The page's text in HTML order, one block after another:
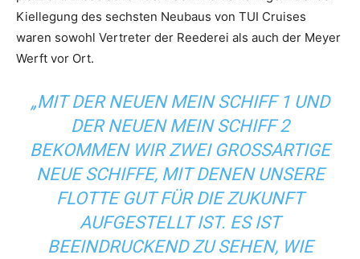
Kiellegung des sechsten Neubaus von TUI Cruises
waren sowohl Vertreter der Reederei als auch der Meyer
Werft vor Ort.
„MIT DER NEUEN MEIN SCHIFF 1 UND
DER NEUEN MEIN SCHIFF 2
BEKOMMEN WIR ZWEI GROSSARTIGE N
EUE SCHIFFE, MIT DENEN UNSERE F
LOTTE GUT FÜR DIE ZUKUNFT A
UFGESTELLT IST. ES IST B
EEINDRUCKEND ZU SEHEN, WIE D